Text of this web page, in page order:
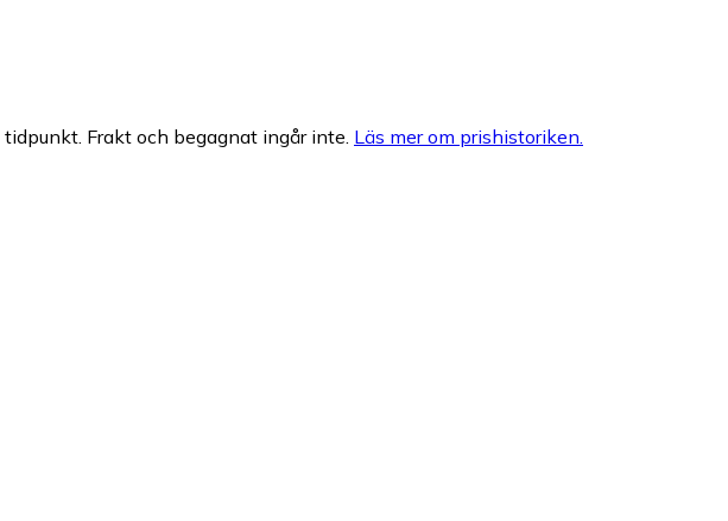
Frakt och begagnat ingår inte. Läs mer om prishistoriken.